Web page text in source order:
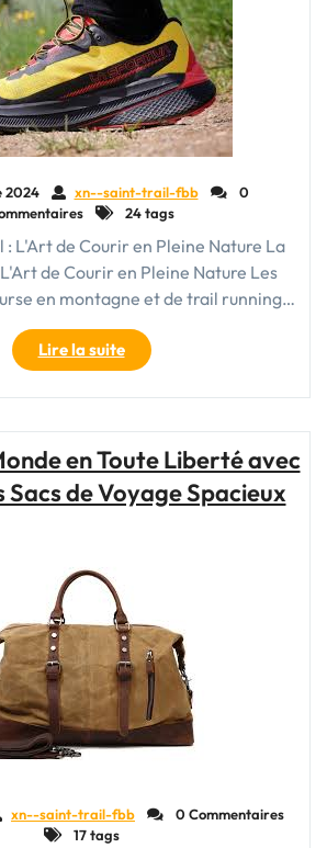
Sélection"
2024 xn--saint-trail-fbb
0
24 tags
: L'Art de Courir en Pleine Nature La
de Courir en Pleine Nature Les
en montagne et de trail running…
Lire la suite"Découvrez
l’Excellence
de
Trail
dans
Air"
en Toute Liberté avec
Sacs de Voyage Spacieux
xn--saint-trail-fbb
0 Commentaires
17 tags